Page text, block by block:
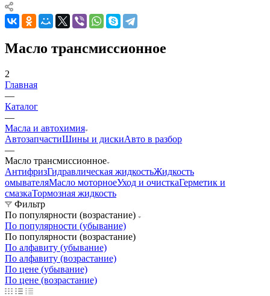
Масло трансмиссионное
2
Главная
—
Каталог
—
Масла и автохимия
АвтозапчастиШины и дискиАвто в разбор
—
Масло трансмиссионное
АнтифризГидравлическая жидкостьЖидкость
омывателяМасло моторноеУход и очисткаГерметик и
смазкаТормозная жидкость
Фильтр
По популярности (возрастание)
По популярности (убывание)
По популярности (возрастание)
По алфавиту (убывание)
По алфавиту (возрастание)
По цене (убывание)
По цене (возрастание)